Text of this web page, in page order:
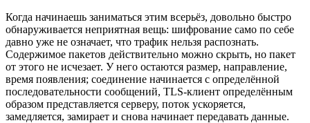
Когда начинаешь заниматься этим всерьёз, довольно быстро
обнаруживается неприятная вещь: шифрование само по себе
давно уже не означает, что трафик нельзя распознать.
Содержимое пакетов действительно можно скрыть, но пакет
от этого не исчезает. У него остаются размер, направление,
время появления; соединение начинается с определённой
последовательности сообщений, TLS-клиент определённым
образом представляется серверу, поток ускоряется,
замедляется, замирает и снова начинает передавать данные.